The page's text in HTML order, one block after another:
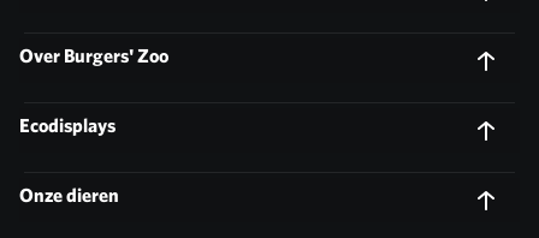
Over Burgers' Zoo
Ecodisplays
Onze dieren